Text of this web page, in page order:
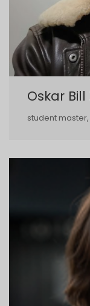
Oskar Bill
student